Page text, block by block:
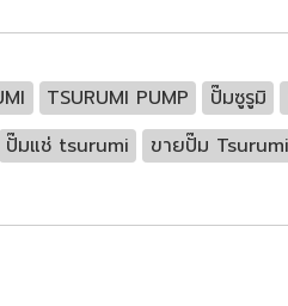
TSURUMI PUMP ปั๊มซูรูมิ
ปั๊มแช่ tsurumi ขายปั๊ม Tsurumi